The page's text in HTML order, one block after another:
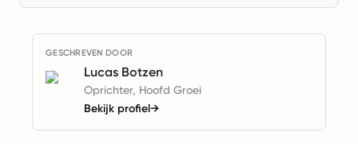
GESCHREVEN DOOR
Lucas Botzen
Oprichter, Hoofd Groei
Bekijk profiel→